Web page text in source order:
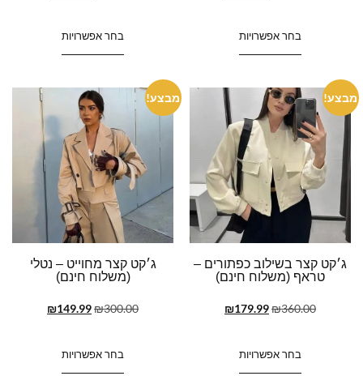
בחר אפשרויות בחר אפשרויות
מבצע!
ג׳קט קצר בשילוב כפתורים –
טראף (משלוח חינם)
₪360.00
₪179.99
בחר אפשרויות
מבצע!
ג׳קט קצר מחוייט – נטלי
(משלוח חינם)
₪300.00
₪149.99
בחר אפשרויות